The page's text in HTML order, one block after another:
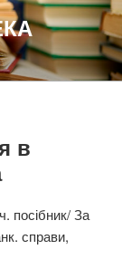
в
посібник/ За
справи,